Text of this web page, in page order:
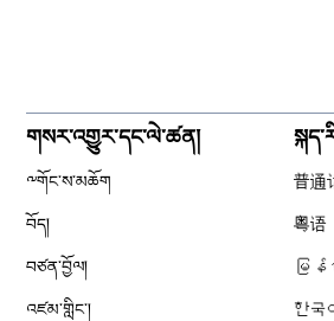
གསར་འགྱུར་དང་ལེ་ཚན།
༸གོང་ས་མཆོག
བོད།
བཙན་བྱོལ།
འཛམ་གླིང༌།
普通
粤语
မြန်
한국